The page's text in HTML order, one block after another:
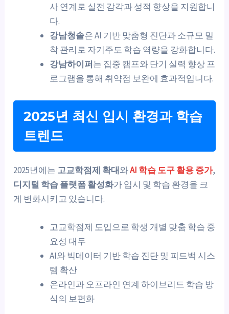
사 연계로 실전 감각과 성적 향상을 지원합니
다.
강남청솔은 AI 기반 맞춤형 진단과 소규모 밀
착 관리로 자기주도 학습 역량을 강화합니다.
강남하이퍼는 집중 캠프와 단기 실력 향상 프
로그램을 통해 취약점 보완에 효과적입니다.
2025년 최신 입시 환경과 학습
트렌드
2025년에는 고교학점제 확대와AI 학습 도구 활용 증가,
디지털 학습 플랫폼 활성화가 입시 및 학습 환경을 크
게 변화시키고 있습니다.
고교학점제 도입으로 학생 개별 맞춤 학습 중
요성 대두
AI와 빅데이터 기반 학습 진단 및 피드백 시스
템 확산
온라인과 오프라인 연계 하이브리드 학습 방
식의 보편화